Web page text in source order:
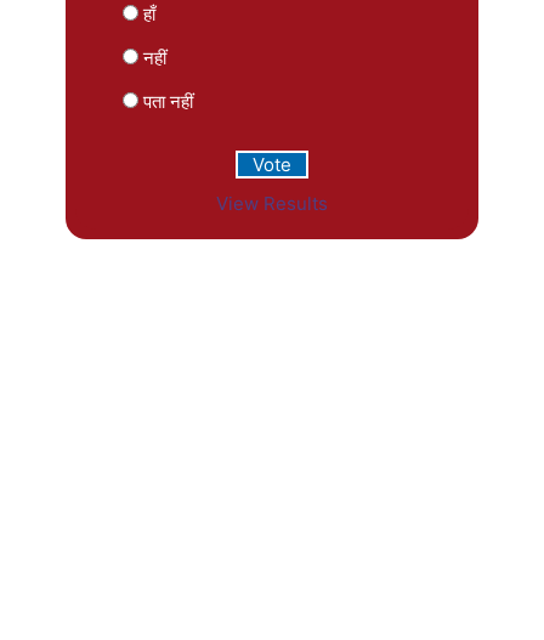
हाँ
नहीं
पता नहीं
View Results